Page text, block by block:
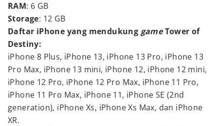
RAM: 6 GB
Storage: 12 GB
Daftar iPhone yang mendukung gameTower of
Destiny:
iPhone 8 Plus, iPhone 13, iPhone 13 Pro, iPhone 13
Pro Max, iPhone 13 mini, iPhone 12, iPhone 12 mini,
iPhone 12 Pro, iPhone 12 Pro Max, iPhone 11 Pro,
iPhone 11 Pro Max, iPhone 11, iPhone SE (2nd
generation), iPhone Xs, iPhone Xs Max, dan iPhone
XR.